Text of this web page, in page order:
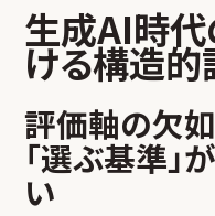
生成AI時
ける構造
評価軸の欠
「選ぶ基準」
い